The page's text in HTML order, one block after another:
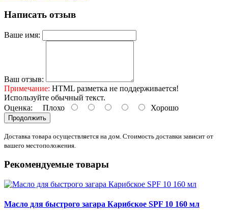
Написать отзыв
Ваше имя:
Ваш отзыв:
Примечание: HTML разметка не поддерживается!
Используйте обычный текст.
Оценка: Плохо Хорошо
Продолжить
Доставка товара осуществляется на дом. Стоимость доставки зависит от
вашего местоположения.
Рекомендуемые товары
Масло для быстрого загара Карибское SPF 10 160 мл